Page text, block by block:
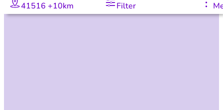
41516 +10km Filter